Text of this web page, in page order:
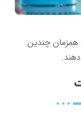
همزمان چندین